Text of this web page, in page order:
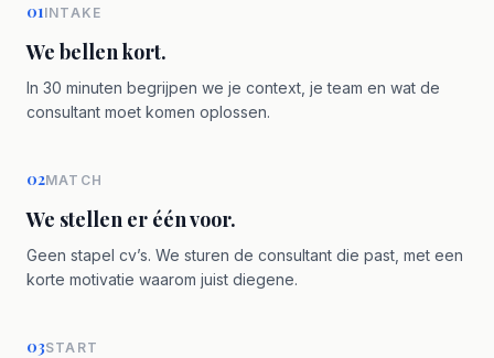
01INTAKE
We bellen kort.
In 30 minuten begrijpen we je context, je team en wat de
consultant moet komen oplossen.
02MATCH
We stellen er één voor.
Geen stapel cv’s. We sturen de consultant die past, met een
korte motivatie waarom juist diegene.
03START